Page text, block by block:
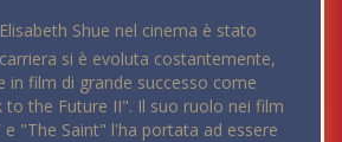
Shue nel cinema è stato
si è evoluta costantemente,
in film di grande successo come
to the Future II". Il suo ruolo nei film
e "The Saint" l'ha portata ad essere